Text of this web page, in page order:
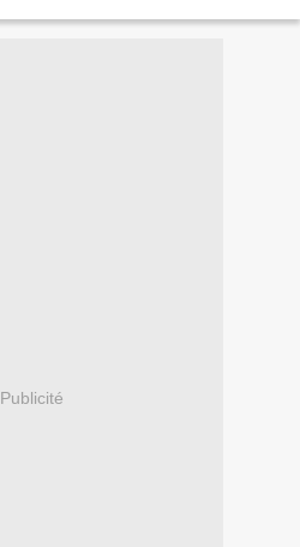
Publicité